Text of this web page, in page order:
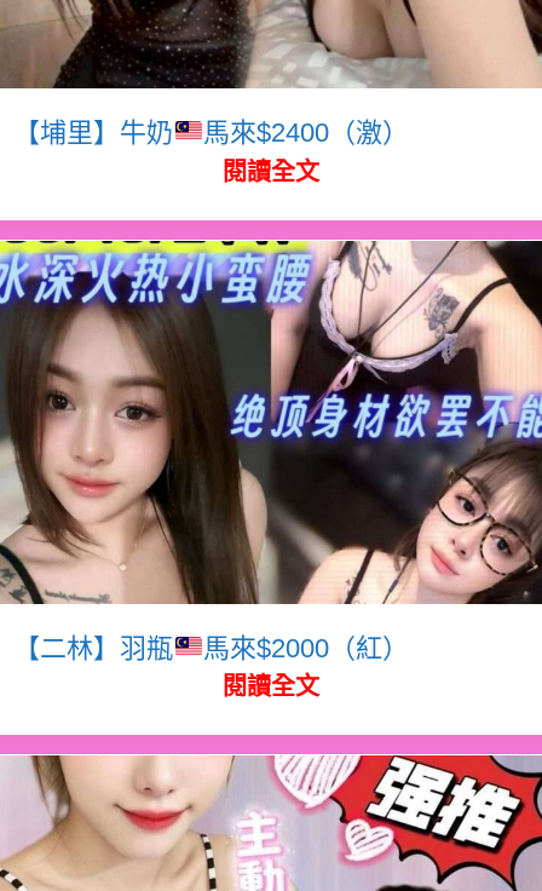
【埔里】牛奶 馬來$2400（激）
閱讀全文
【二林】羽瓶 馬來$2000（紅）
閱讀全文